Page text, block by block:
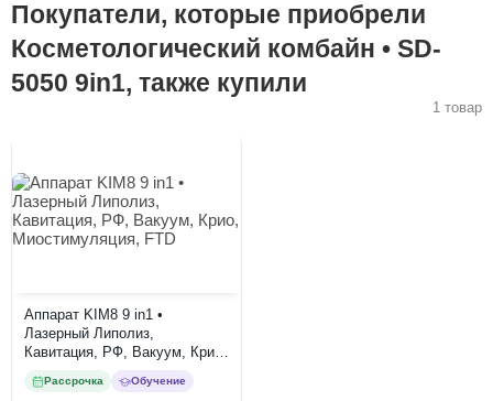
Покупатели, которые приобрели
Косметологический комбайн • SD-
5050 9in1, также купили
1 товар
Аппарат KIM8 9 in1 •
Лазерный Липолиз,
Кавитация, РФ, Вакуум, Крио,
Рассрочка Обучение